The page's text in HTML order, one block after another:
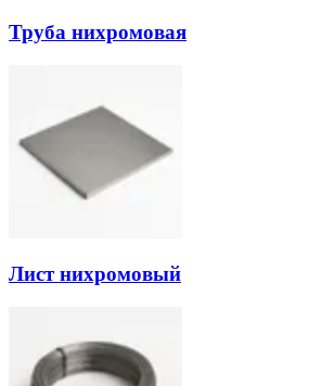
Труба нихромовая
Лист нихромовый